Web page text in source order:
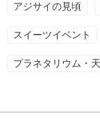
アジサイの見頃
スイーツイベント
プラネタリウム・